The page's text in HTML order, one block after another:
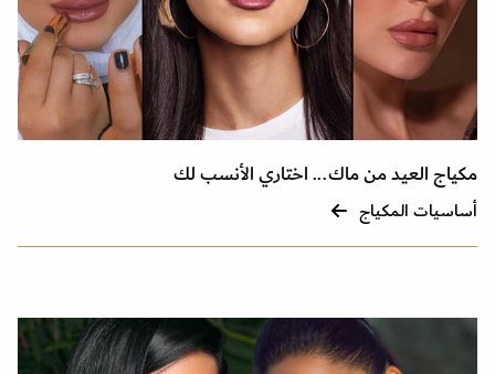
مكياج العيد من ماك... اختاري الأنسب لك
أساسيات المكياج